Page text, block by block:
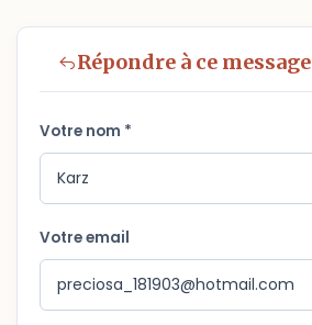
Répondre à ce message
Votre nom *
Votre email